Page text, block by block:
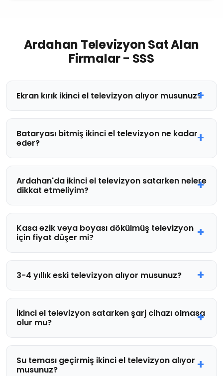
Ardahan Televizyon Sat Alan
Firmalar - SSS
Ekran kırık ikinci el televizyon alıyor musunuz?
Bataryası bitmiş ikinci el televizyon ne kadar
eder?
Ardahan'da ikinci el televizyon satarken nelere
dikkat etmeliyim?
Kasa ezik veya boyası dökülmüş televizyon
için fiyat düşer mi?
3-4 yıllık eski televizyon alıyor musunuz?
İkinci el televizyon satarken şarj cihazı olmasa
olur mu?
Su teması geçirmiş ikinci el televizyon alıyor
musunuz?